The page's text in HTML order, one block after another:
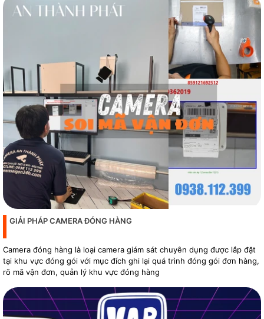
GIẢI PHÁP CAMERA ĐÓNG HÀNG
Camera đóng hàng là loại camera giám sát chuyên dụng được lắp đặt
tại khu vực đóng gói với mục đích ghi lại quá trình đóng gói đơn hàng,
rõ mã vận đơn, quản lý khu vực đóng hàng